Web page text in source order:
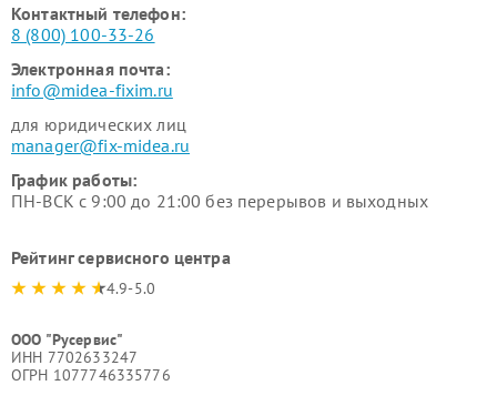
Контактный телефон:
8 (800) 100-33-26
Электронная почта:
info@midea-fixim.ru
для юридических лиц
manager@fix-midea.ru
График работы:
ПН-ВСК с 9:00 до 21:00 без перерывов и выходных
Рейтинг сервисного центра
4.9-5.0
ООО "Русервис"
ИНН 7702633247
ОГРН 1077746335776